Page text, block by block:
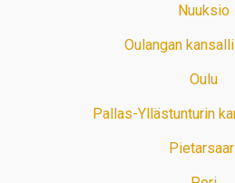
Nuuksio
Oulangan
Oulu
Pallas-Yllästunturin